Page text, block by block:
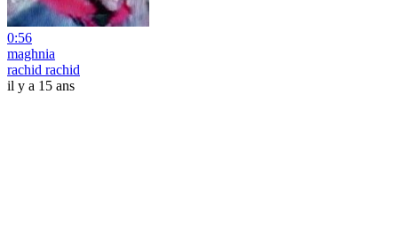
0:56
maghnia
rachid rachid
il y a 15 ans